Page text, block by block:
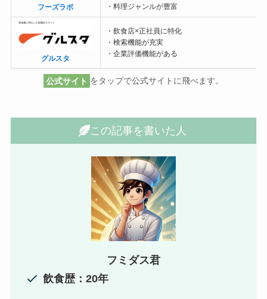
フーズラボ
・料理ジャンルが豊富
グルスタ
・飲食店×正社員に特化
・検索機能が充実
・企業評価機能がある
公式サイト をタップで公式サイトに飛べます。
この記事を書いた人
フミダス君
飲食歴：20年